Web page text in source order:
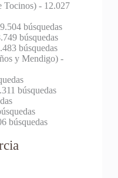
Tocinos)- 12.027
búsquedas
búsquedas
búsquedas
y Mendigo)-
búsquedas
búsquedas